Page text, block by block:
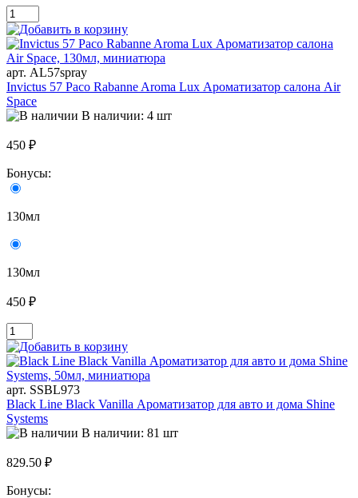
арт. AL57spray
Invictus 57 Paco Rabanne Aroma Lux Ароматизатор салона Air
Space
В наличии: 4 шт
450 ₽
Бонусы:
130мл
130мл
450 ₽
арт. SSBL973
Black Line Black Vanilla Ароматизатор для авто и дома Shine
Systems
В наличии: 81 шт
829.50 ₽
Бонусы: